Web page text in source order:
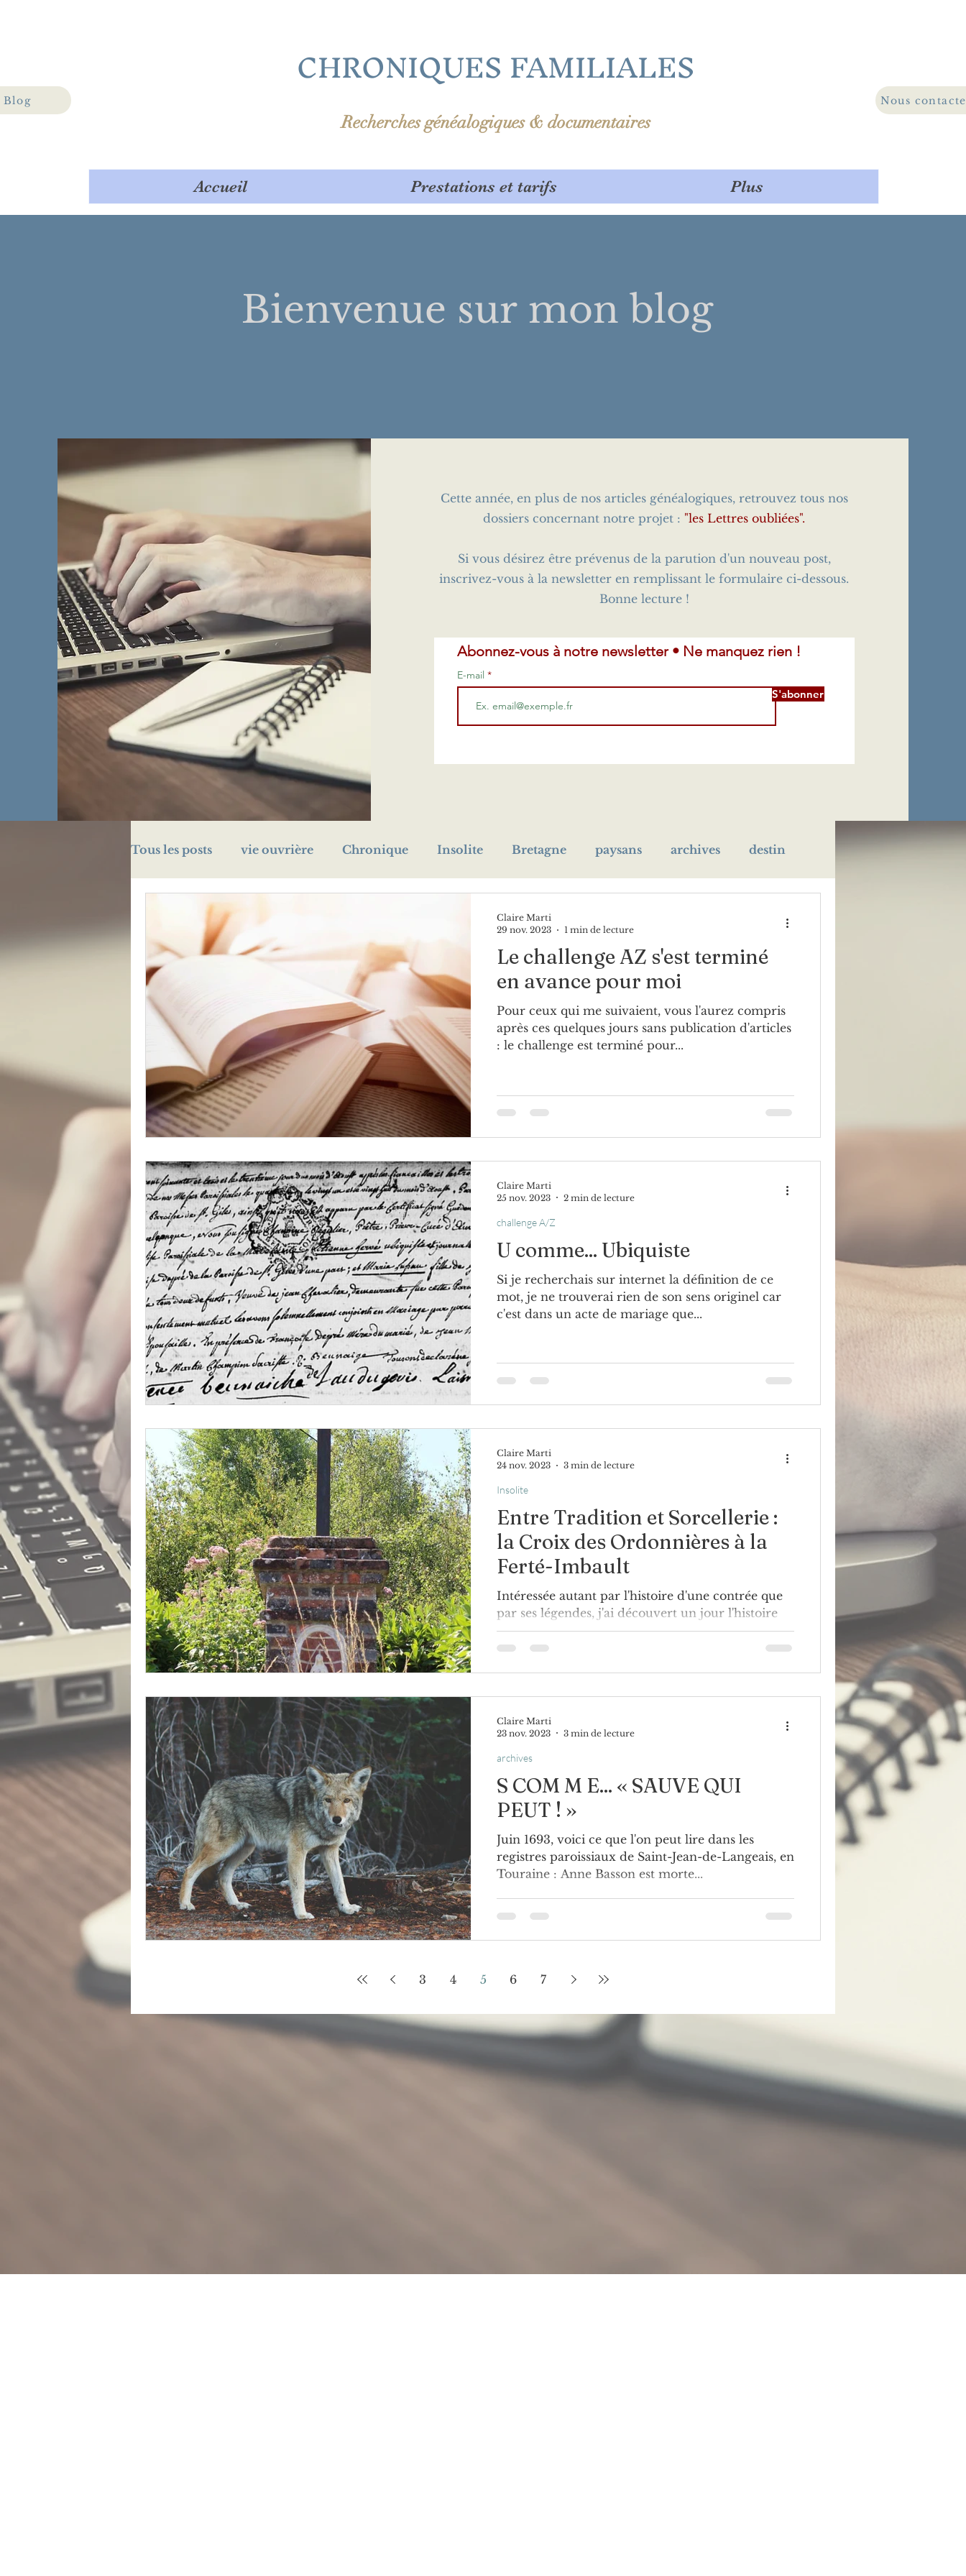
Blog
CHRONIQUES FAMILIALES
Recherches généalogiques & documentaires
Nous
Accueil Prestations et tarifs Plus
Bienvenue sur mon blog
Cette année, en plus de nos articles généalogiques, retrouvez tous nos
dossiers concernant notre projet : "les Lettres oubliées".
Si vous désirez être prévenus de la parution d'un nouveau post,
inscrivez-vous à la newsletter en remplissant le formulaire ci-dessous.
Bonne lecture !
Abonnez-vous à notre newsletter • Ne manquez rien !
E-mail
S'abonner
Tous les posts vie ouvrière Chronique Insolite Bretagne paysans archives destin
challenge A/Z
prison Légion d'honneur orphelin médaille naufrage école
catastrophe presse loup religion Seconde Guerre mondiale Lettres évacués
réfugiés Archive insolite maréchaussée
Le challenge AZ s'est terminé
en avance pour moi
Pour ceux qui me suivaient, vous l'aurez compris
après ces quelques jours sans publication d'articles
: le challenge est terminé pour...
Claire Marti
29 nov. 2023
1 min de lecture
U comme... Ubiquiste
Si je recherchais sur internet la définition de ce
mot, je ne trouverai rien de son sens originel car
c'est dans un acte de mariage que...
challenge A/Z
Claire Marti
25 nov. 2023
2 min de lecture
Entre Tradition et Sorcellerie :
la Croix des Ordonnières à la
Ferté-Imbault
Intéressée autant par l'histoire d'une contrée que
par ses légendes, j'ai découvert un jour l'histoire
de la Croix des Ordonnières. Cette...
Insolite
Claire Marti
24 nov. 2023
3 min de lecture
S COM M E... « SAUVE QUI
PEUT ! »
Juin 1693, voici ce que l'on peut lire dans les
registres paroissiaux de Saint-Jean-de-Langeais, en
Touraine : Anne Basson est morte...
archives
Claire Marti
23 nov. 2023
3 min de lecture
3 4 5 6 7